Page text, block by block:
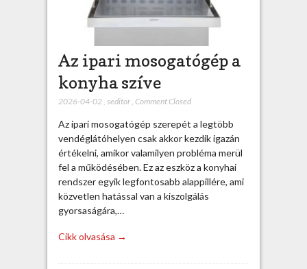
Az ipari mosogatógép a
konyha szíve
2026-04-02, seditor, Comment Closed
Az ipari mosogatógép szerepét a legtöbb
vendéglátóhelyen csak akkor kezdik igazán
értékelni, amikor valamilyen probléma merül
fel a működésében. Ez az eszköz a konyhai
rendszer egyik legfontosabb alappillére, ami
közvetlen hatással van a kiszolgálás
gyorsaságára,…
Cikk olvasása →